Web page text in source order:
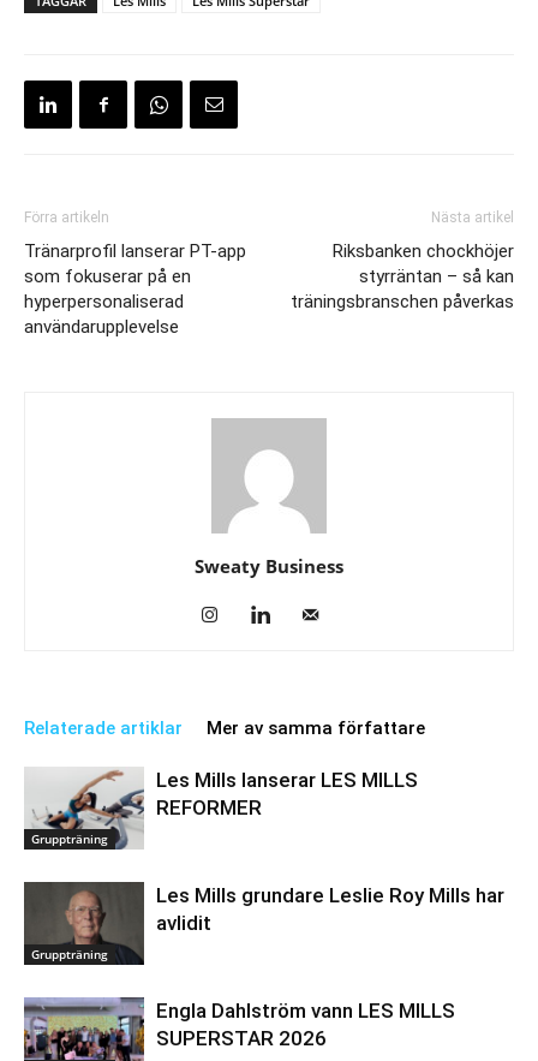
Förra artikeln
Tränarprofil lanserar PT-app
som fokuserar på en
hyperpersonaliserad
användarupplevelse
Nästa artikel
Riksbanken chockhöjer
styrräntan – så kan
träningsbranschen påverkas
Sweaty Business
Relaterade artiklar Mer av samma författare
Gruppträning
Les Mills lanserar LES MILLS
REFORMER
Gruppträning
Les Mills grundare Leslie Roy Mills har
avlidit
Engla Dahlström vann LES MILLS
SUPERSTAR 2026